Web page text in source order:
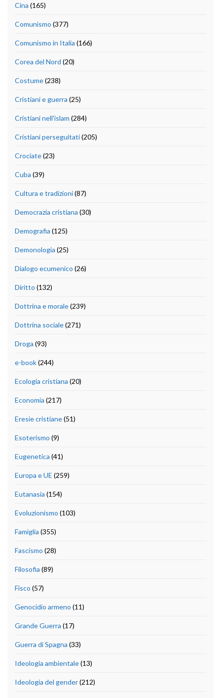
Cina (165)
Comunismo (377)
Comunismo in Italia (166)
Corea del Nord (20)
Costume(238)
Cristiani e guerra (25)
Cristiani nell'islam (284)
Cristiani perseguitati(205)
Crociate(23)
Cuba (39)
Cultura e tradizioni(87)
Democrazia cristiana (30)
Demografia (125)
Demonologia (25)
Dialogo ecumenico (26)
Diritto (132)
Dottrina e morale(239)
Dottrina sociale(271)
Droga (93)
e-book(244)
Ecologia cristiana (20)
Economia (217)
Eresie cristiane(51)
Esoterismo (9)
Eugenetica (41)
Europa e UE (259)
Eutanasia (154)
Evoluzionismo (103)
Famiglia (355)
Fascismo (28)
Filosofia (89)
Fisco (57)
Genocidio armeno (11)
Grande Guerra (17)
Guerra di Spagna (33)
Ideologia ambientale(13)
Ideologia del gender(212)